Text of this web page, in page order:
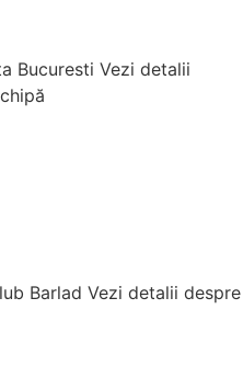
Bucuresti Vezi detalii
Barlad Vezi detalii despre